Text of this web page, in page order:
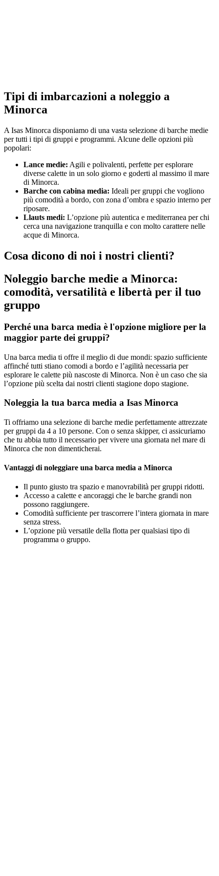
Tipi di imbarcazioni a noleggio a
Minorca
A Isas Minorca disponiamo di una vasta selezione di barche medie
per tutti i tipi di gruppi e programmi. Alcune delle opzioni più
popolari:
Lance medie: Agili e polivalenti, perfette per esplorare
diverse calette in un solo giorno e goderti al massimo il mare
di Minorca.
Barche con cabina media: Ideali per gruppi che vogliono
più comodità a bordo, con zona d’ombra e spazio interno per
riposare.
Llauts medi: L’opzione più autentica e mediterranea per chi
cerca una navigazione tranquilla e con molto carattere nelle
acque di Minorca.
Cosa dicono di noi i nostri clienti?
Noleggio barche medie a Minorca:
comodità, versatilità e libertà per il tuo
gruppo
Perché una barca media è l'opzione migliore per la
maggior parte dei gruppi?
Una barca media ti offre il meglio di due mondi: spazio sufficiente
affinché tutti stiano comodi a bordo e l’agilità necessaria per
esplorare le calette più nascoste di Minorca. Non è un caso che sia
l’opzione più scelta dai nostri clienti stagione dopo stagione.
Noleggia la tua barca media a Isas Minorca
Ti offriamo una selezione di barche medie perfettamente attrezzate
per gruppi da 4 a 10 persone. Con o senza skipper, ci assicuriamo
che tu abbia tutto il necessario per vivere una giornata nel mare di
Minorca che non dimenticherai.
Vantaggi di noleggiare una barca media a Minorca
Il punto giusto tra spazio e manovrabilità per gruppi ridotti.
Accesso a calette e ancoraggi che le barche grandi non
possono raggiungere.
Comodità sufficiente per trascorrere l’intera giornata in mare
senza stress.
L’opzione più versatile della flotta per qualsiasi tipo di
programma o gruppo.